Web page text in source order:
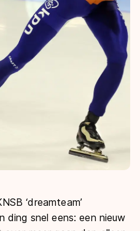
‘dreamteam’
ding snel eens: een nieuw